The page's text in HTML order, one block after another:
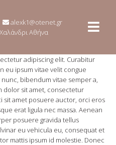
alexk1@otenet.gr
Αθήνα
adipiscing elit. Curabitur
eu ipsum vitae velit congue
bibendum vitae semper a,
dolor sit amet, consectetur
sit amet posuere auctor, orci eros
erat ligula nec massa. Aenean
posuere gravida tellus
eu vehicula eu, consequat et
mattis ipsum id molestie. Donec